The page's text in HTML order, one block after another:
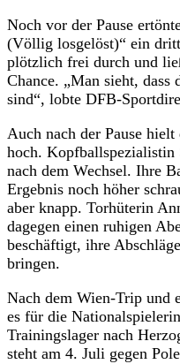
Noch vor der Pause
(Völlig losgelöst)“ ein
plötzlich frei durch und
Chance. „Man sieht, dass
sind“, lobte DFB-
Auch nach der Pause
hoch. Kopfballspezialistin
nach dem Wechsel. Ihre
Ergebnis noch höher
aber knapp. Torhüterin
dagegen einen ruhigen
beschäftigt, ihre
bringen.
Nach dem Wien-Trip und
es für die
Trainingslager nach
steht am 4. Juli gegen